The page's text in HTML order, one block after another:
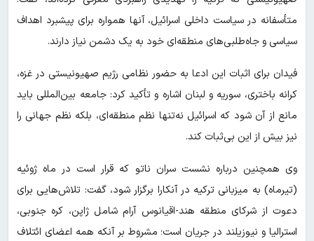
متأسفانه در سیاست داخلی اسرائیل، آنها همواره برای پیشبرد اهداف
سیاسی و جاه‌طلبی‌های منطقه‌ای خود به یک دشمن نیاز دارند.
فیدان برای اثبات این ادعا به حضور نظامی رژیم صهیونیستی در غزه،
کرانه باختری، سوریه و لبنان اشاره و تأکید کرد: جامعه بین‌المللی باید
مانع از آن شود که اسرائیل نه‌تنها نظم منطقه‌ای، بلکه نظم جهانی را
نیز بیش از این بی‌ثبات کند.
وی همچنین درباره نشست سران ناتو که قرار است در ماه ژوئیه
(تیرماه) به میزبانی ترکیه در آنکارا برگزار شود، گفت: تلاش‌هایی برای
دعوت از شرکای منطقه هند-اقیانوس آرام شامل ژاپن، کره جنوبی،
استرالیا و نیوزیلند در جریان است؛ مشروط بر آنکه همه اعضای ائتلاف